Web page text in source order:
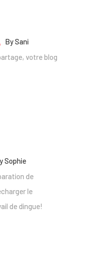
BySani
votre blog
Sophie
de
le
de dingue!